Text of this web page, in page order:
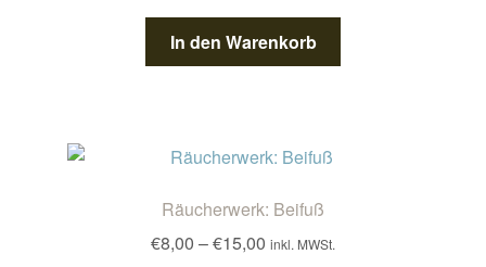
In den Warenkorb
Räucherwerk: Beifuß
€8,00 –€15,00 Preisspanne:
inkl. MWSt.